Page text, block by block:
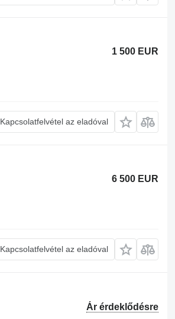
1 500 EUR
Kapcsolatfelvétel az eladóval
6 500 EUR
Kapcsolatfelvétel az eladóval
Ár érdeklődésre